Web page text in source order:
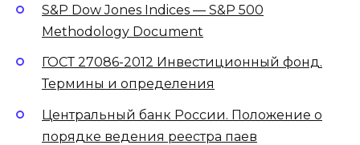
S&P Dow Jones Indices — S&P 500
Methodology Document
ГОСТ 27086-2012 Инвестиционный фонд.
Термины и определения
Центральный банк России. Положение о
порядке ведения реестра паев